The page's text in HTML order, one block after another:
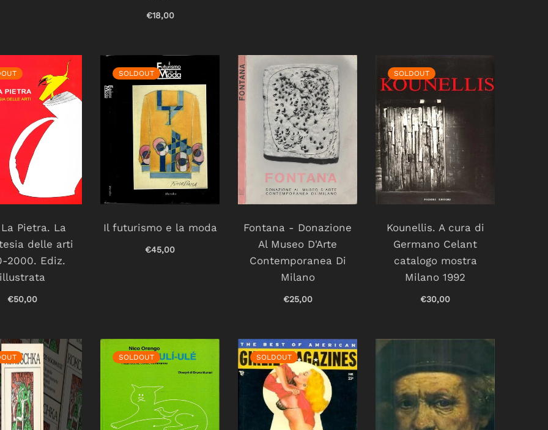
€18,00
Pietra. La
delle arti
2000. Ediz.
illustrata
€50,00
SOLDOUT
Il futurismo e la moda
€45,00
Fontana - Donazione
Al Museo D'Arte
Contemporanea Di
Milano
€25,00
SOLDOUT
Kounellis. A cura di
Germano Celant
catalogo mostra
Milano 1992
€30,00
SOLDOUT SOLDOUT